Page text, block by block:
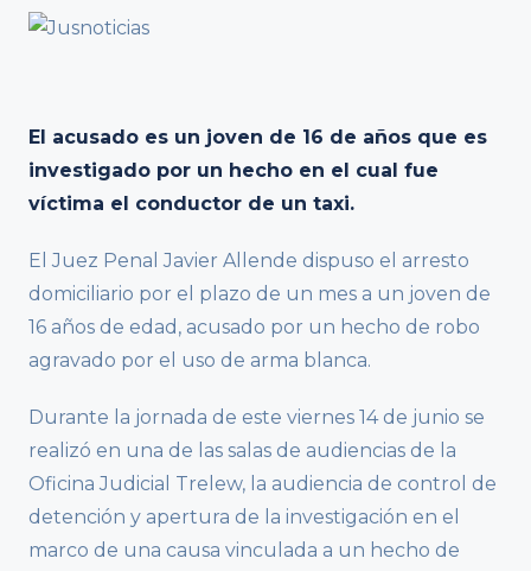
El acusado es un joven de 16 de años que es
investigado por un hecho en el cual fue
víctima el conductor de un taxi.
El Juez Penal Javier Allende dispuso el arresto
domiciliario por el plazo de un mes a un joven de
16 años de edad, acusado por un hecho de robo
agravado por el uso de arma blanca.
Durante la jornada de este viernes 14 de junio se
realizó en una de las salas de audiencias de la
Oficina Judicial Trelew, la audiencia de control de
detención y apertura de la investigación en el
marco de una causa vinculada a un hecho de